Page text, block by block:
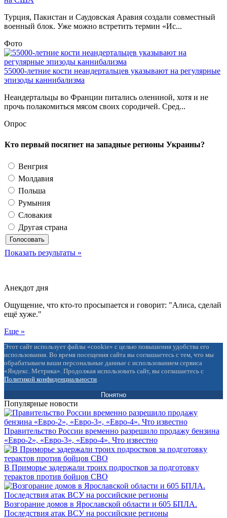
Турция, Пакистан и Саудовская Аравия создали совместный
военный блок. Уже можно встретить термин «Ис...
Фото
55000-летние кости неандертальцев указывают на регулярные
эпизоды каннибализма
Неандертальцы во Франции питались олениной, хотя и не
прочь полакомиться мясом своих сородичей. Сред...
Опрос
Кто первый посягнет на западные регионы Украины?
Венгрия
Молдавия
Польша
Румыния
Словакия
Другая страна
Показать результаты »
Анекдот дня
Ощущение, что кто-то просыпается и говорит: "Алиса, сделай
ещё хуже."
Еще »
Этот сайт использует файлы «cookie» с целью повышения удобства его
использования. Во время посещения сайта вы соглашаетесь с тем, что мы
обрабатываем ваши персональные данные с использованием сервиса
«Яндекс. Метрика». Продолжая использовать сайт, вы соглашаетесь с
Политикой конфиденциальности
Понятно
Популярные новости
Правительство России временно разрешило продажу бензина
«Евро-2», «Евро-3», «Евро-4». Что известно
В Приморье задержали троих подростков за подготовку
терактов против бойцов СВО
Возгорание домов в Ярославской области и 605 БПЛА.
Последствия атак ВСУ на российские регионы